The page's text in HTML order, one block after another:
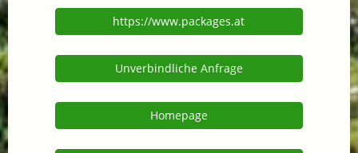
https://www.packages.at
Unverbindliche Anfrage
Homepage